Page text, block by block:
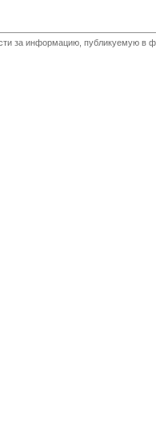
за информацию, публикуемую